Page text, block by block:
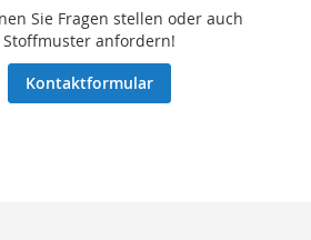
Sie Fragen stellen oder auch
Stoffmuster anfordern!
Kontaktformular